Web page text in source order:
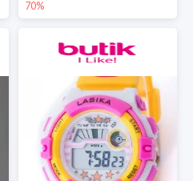
70%